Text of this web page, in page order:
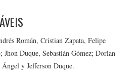
Román, Cristian Zapata, Felipe
Duque, Sebastián Gómez; Dorlan
Ángel y Jefferson Duque.